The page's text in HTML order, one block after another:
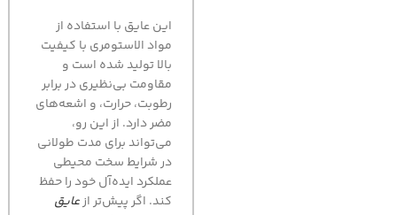
این عایق با استفاده از
مواد الاستومری با کیفیت
بالا تولید شده است و
مقاومت بی‌نظیری در برابر
رطوبت، حرارت، و اشعه‌های
مضر دارد. از این رو،
می‌تواند برای مدت طولانی
در شرایط سخت محیطی
عملکرد ایده‌آل خود را حفظ
کند. اگر پیش‌تر ازعايق